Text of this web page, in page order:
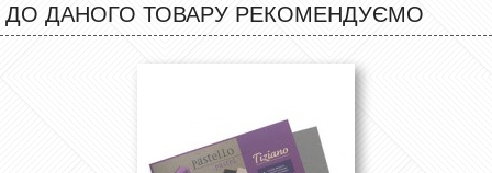
ДО ДАНОГО ТОВАРУ РЕКОМЕНДУЄМО